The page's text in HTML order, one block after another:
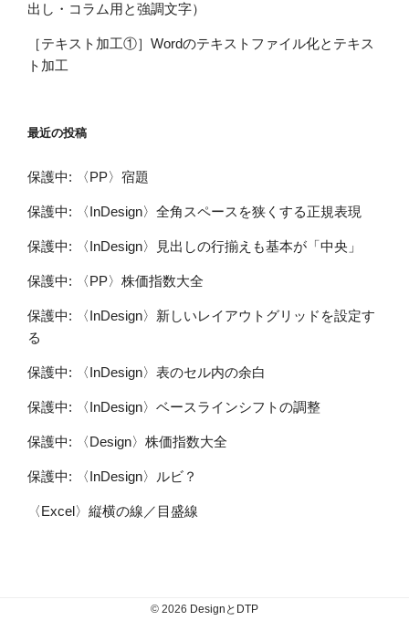
出し・コラム用と強調文字）
［テキスト加工①］Wordのテキストファイル化とテキス
ト加工
最近の投稿
保護中: 〈PP〉宿題
保護中: 〈InDesign〉全角スペースを狭くする正規表現
保護中: 〈InDesign〉見出しの行揃えも基本が「中央」
保護中: 〈PP〉株価指数大全
保護中: 〈InDesign〉新しいレイアウトグリッドを設定す
る
保護中: 〈InDesign〉表のセル内の余白
保護中: 〈InDesign〉ベースラインシフトの調整
保護中: 〈Design〉株価指数大全
保護中: 〈InDesign〉ルビ？
〈Excel〉縦横の線／目盛線
© 2026 DesignとDTP